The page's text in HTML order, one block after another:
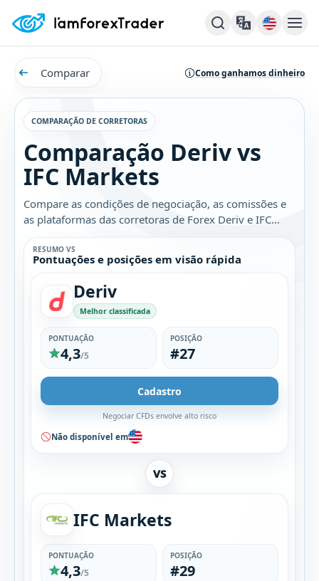
Comparar Como ganhamos dinheiro
COMPARAÇÃO DE CORRETORAS
Comparação Deriv vs
IFC Markets
Compare as condições de negociação, as comissões e
as plataformas das corretoras de Forex Deriv e IFC
Markets. Descubra qual é a melhor opção para você.
RESUMO VS
Pontuações e posições em visão rápida
Deriv
Melhor classificada
PONTUAÇÃO
4,3/5
POSIÇÃO
#27
Cadastro
Negociar CFDs envolve alto risco
Não disponível em
VS
IFC Markets
PONTUAÇÃO
4,3/5
POSIÇÃO
#29